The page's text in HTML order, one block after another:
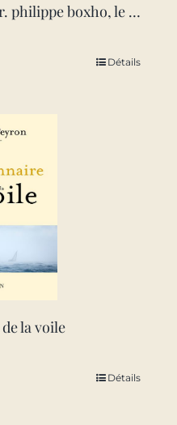
la mort c’est ma vie – dr. philippe boxho, le medecin legiste qui fait parler les morts.
Détails
la voile
Détails